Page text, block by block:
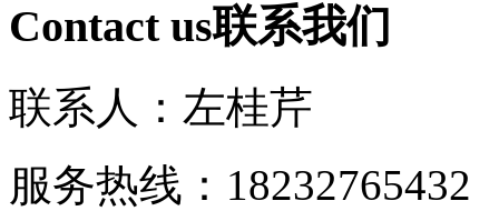
Contact us联系我们
联系人：左桂芹
服务热线：18232765432